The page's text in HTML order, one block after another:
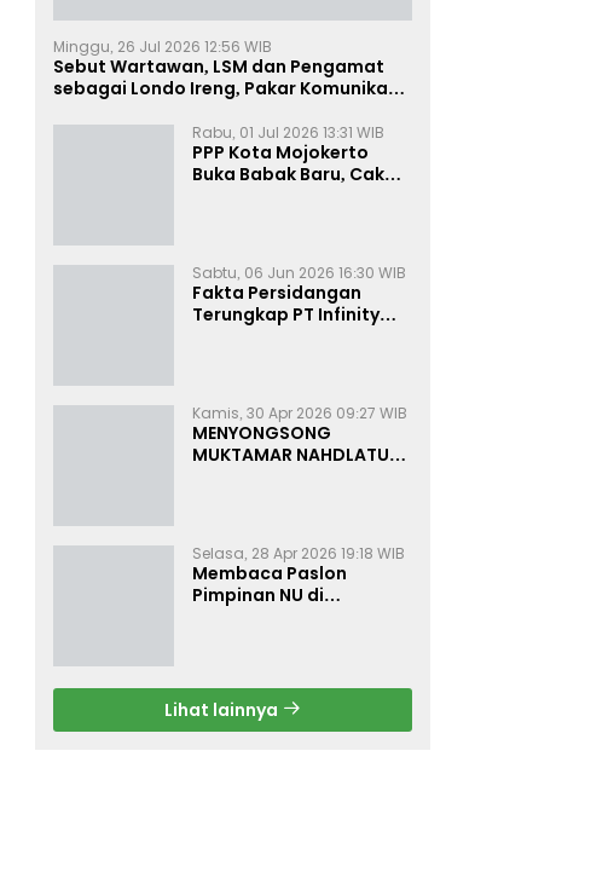
Minggu, 26 Jul 2026 12:56 WIB
Sebut Wartawan, LSM dan Pengamat
sebagai Londo Ireng, Pakar Komunikasi:
Rabu, 01 Jul 2026 13:31 WIB
PPP Kota Mojokerto
Buka Babak Baru, Cak
Sabtu, 06 Jun 2026 16:30 WIB
Fakta Persidangan
Terungkap PT Infinity
Kamis, 30 Apr 2026 09:27 WIB
MENYONGSONG
MUKTAMAR NAHDLATUL
Selasa, 28 Apr 2026 19:18 WIB
Membaca Paslon
Pimpinan NU di
Lihat lainnya